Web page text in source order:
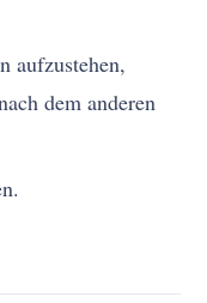
aufzustehen,
dem anderen